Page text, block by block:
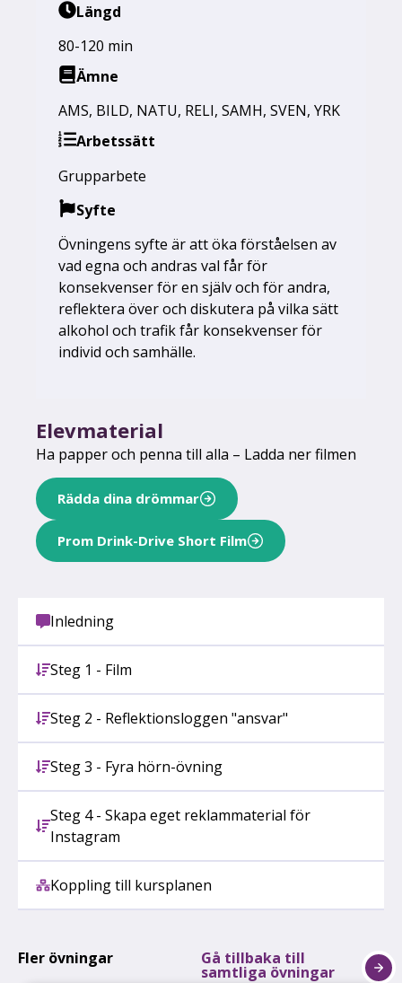
Inledning
Steg 1 - Film
Steg 2 - Reflektionsloggen "ansvar"
Steg 3 - Fyra hörn-övning
Steg 4 - Skapa eget reklammaterial för
Instagram
Koppling till kursplanen
Längd
80-120 min
Ämne
AMS, BILD, NATU, RELI, SAMH, SVEN, YRK
Arbetssätt
Grupparbete
Syfte
Övningens syfte är att öka förståelsen av
vad egna och andras val får för
konsekvenser för en själv och för andra,
reflektera över och diskutera på vilka sätt
alkohol och trafik får konsekvenser för
individ och samhälle.
Elevmaterial
Ha papper och penna till alla – Ladda ner filmen
Rädda dina drömmar
Prom Drink-Drive Short Film
Fler övningar Gå tillbaka till
samtliga övningar